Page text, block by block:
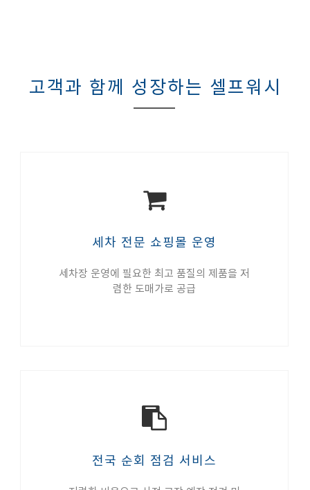
고객과 함께 성장하는 셀프워시
세차 전문 쇼핑몰 운영
세차장 운영에 필요한 최고 품질의 제품을 저
렴한 도매가로 공급
전국 순회 점검 서비스